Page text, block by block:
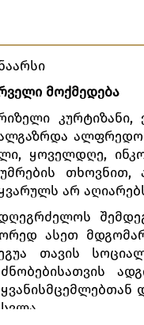
მოქმედება
ყოველდღე,
არ
ასეთ
თავის